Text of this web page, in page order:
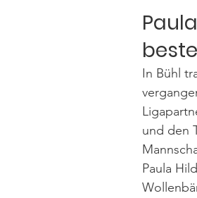
In Bühl
und den
Paula